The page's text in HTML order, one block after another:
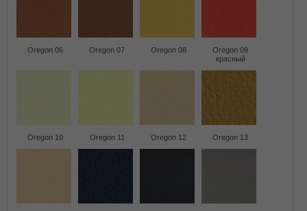
Oregon 06 Oregon 07 Oregon 08
Oregon 09
красный
Oregon 10 Oregon 11 Oregon 12 Oregon 13